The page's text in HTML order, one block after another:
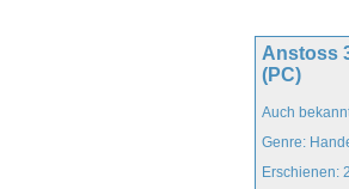
Anstoss
(PC)
Auch
Genre:
Erschienen: